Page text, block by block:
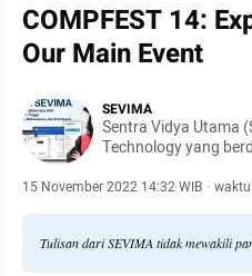
COMPFEST 14:
Our Main Event
SEVIMA
Sentra Vidya Utama
Technology yang
lebih dari 1.000
15 November 2022 14:32 WIB ·
Tulisan dari SEVIMA tidak mewakili